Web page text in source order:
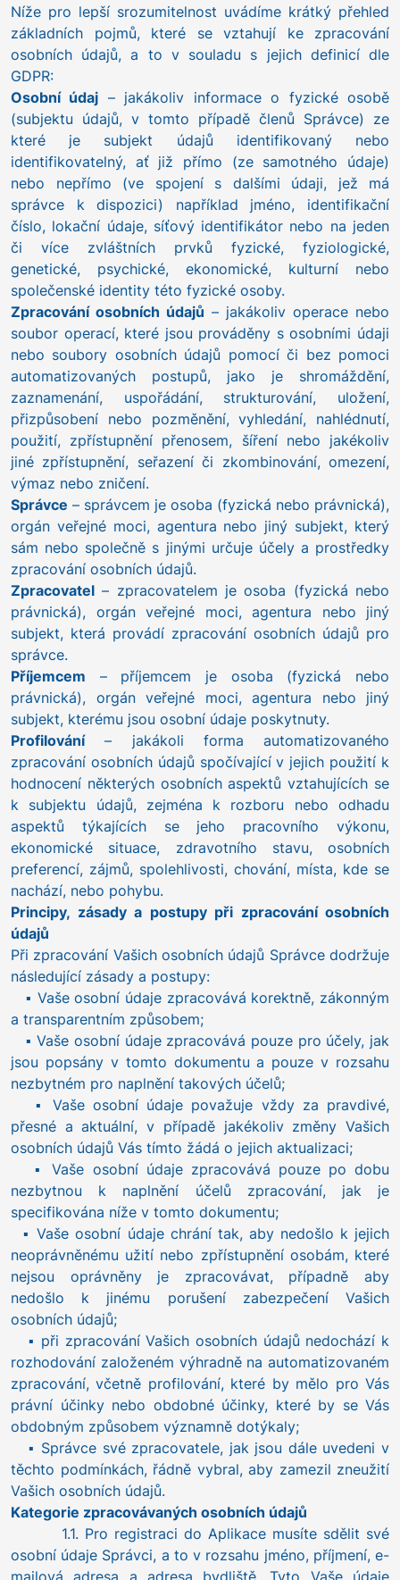
Níže pro lepší srozumitelnost uvádíme krátký přehled
základních pojmů, které se vztahují ke zpracování
osobních údajů, a to v souladu s jejich definicí dle
GDPR:
Osobní údaj – jakákoliv informace o fyzické osobě
(subjektu údajů, v tomto případě členů Správce) ze
které je subjekt údajů identifikovaný nebo
identifikovatelný, ať již přímo (ze samotného údaje)
nebo nepřímo (ve spojení s dalšími údaji, jež má
správce k dispozici) například jméno, identifikační
číslo, lokační údaje, síťový identifikátor nebo na jeden
či více zvláštních prvků fyzické, fyziologické,
genetické, psychické, ekonomické, kulturní nebo
společenské identity této fyzické osoby.
Zpracování osobních údajů – jakákoliv operace nebo
soubor operací, které jsou prováděny s osobními údaji
nebo soubory osobních údajů pomocí či bez pomoci
automatizovaných postupů, jako je shromáždění,
zaznamenání, uspořádání, strukturování, uložení,
přizpůsobení nebo pozměnění, vyhledání, nahlédnutí,
použití, zpřístupnění přenosem, šíření nebo jakékoliv
jiné zpřístupnění, seřazení či zkombinování, omezení,
výmaz nebo zničení.
Správce – správcem je osoba (fyzická nebo právnická),
orgán veřejné moci, agentura nebo jiný subjekt, který
sám nebo společně s jinými určuje účely a prostředky
zpracování osobních údajů.
Zpracovatel – zpracovatelem je osoba (fyzická nebo
právnická), orgán veřejné moci, agentura nebo jiný
subjekt, která provádí zpracování osobních údajů pro
správce.
Příjemcem – příjemcem je osoba (fyzická nebo
právnická), orgán veřejné moci, agentura nebo jiný
subjekt, kterému jsou osobní údaje poskytnuty.
Profilování– jakákoli forma automatizovaného
zpracování osobních údajů spočívající v jejich použití k
hodnocení některých osobních aspektů vztahujících se
k subjektu údajů, zejména k rozboru nebo odhadu
aspektů týkajících se jeho pracovního výkonu,
ekonomické situace, zdravotního stavu, osobních
preferencí, zájmů, spolehlivosti, chování, místa, kde se
nachází, nebo pohybu.
Principy, zásady a postupy při zpracování osobních
údajů
Při zpracování Vašich osobních údajů Správce dodržuje
následující zásady a postupy:
▪ Vaše osobní údaje zpracovává korektně, zákonným
a transparentním způsobem;
▪ Vaše osobní údaje zpracovává pouze pro účely, jak
jsou popsány v tomto dokumentu a pouze v rozsahu
nezbytném pro naplnění takových účelů;
▪ Vaše osobní údaje považuje vždy za pravdivé,
přesné a aktuální, v případě jakékoliv změny Vašich
osobních údajů Vás tímto žádá o jejich aktualizaci;
▪ Vaše osobní údaje zpracovává pouze po dobu
nezbytnou k naplnění účelů zpracování, jak je
specifikována níže v tomto dokumentu;
▪ Vaše osobní údaje chrání tak, aby nedošlo k jejich
neoprávněnému užití nebo zpřístupnění osobám, které
nejsou oprávněny je zpracovávat, případně aby
nedošlo k jinému porušení zabezpečení Vašich
osobních údajů;
▪ při zpracování Vašich osobních údajů nedochází k
rozhodování založeném výhradně na automatizovaném
zpracování, včetně profilování, které by mělo pro Vás
právní účinky nebo obdobné účinky, které by se Vás
obdobným způsobem významně dotýkaly;
▪ Správce své zpracovatele, jak jsou dále uvedeni v
těchto podmínkách, řádně vybral, aby zamezil zneužití
Vašich osobních údajů.
Kategorie zpracovávaných osobních údajů
1.1. Pro registraci do Aplikace musíte sdělit své
osobní údaje Správci, a to v rozsahu jméno, příjmení, e-
mailová adresa a adresa bydliště. Tyto Vaše údaje